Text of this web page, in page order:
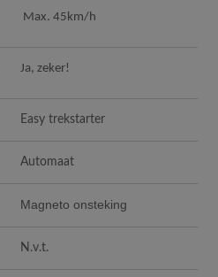
Max. 45km/h
Ja, zeker!
Easy trekstarter
Automaat
Magneto onsteking
N.v.t.